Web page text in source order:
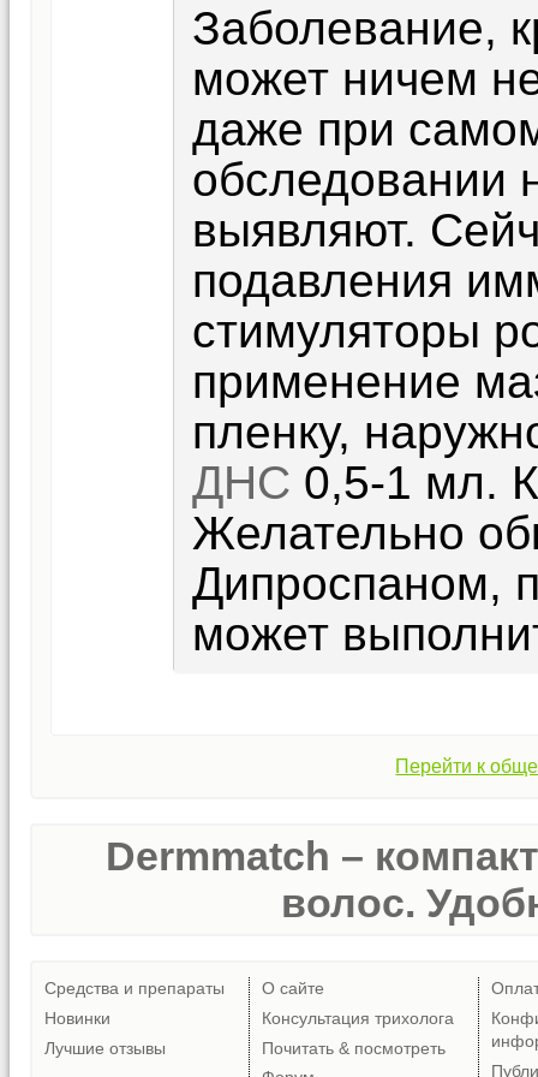
Заболевание,
может ничем
даже при
обследовании
выявляют.
подавления
стимуляторы
применение
пленку,
ДНС 0,5-1 мл.
Желательно
Дипроспаном,
может
Перейти к
Dermmatch –
волос.
Средства и препараты
Новинки
Лучшие отзывы
О сайте
Консультация трихолога
Почитать & посмотреть